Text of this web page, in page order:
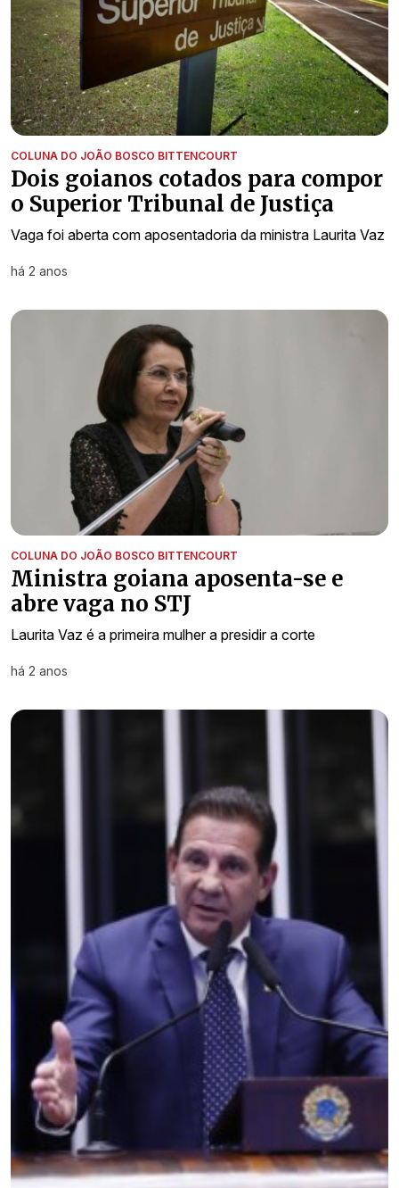
COLUNA DO JOÃO BOSCO BITTENCOURT
Dois goianos cotados para compor
o Superior Tribunal de Justiça
Vaga foi aberta com aposentadoria da ministra Laurita Vaz
há 2 anos
COLUNA DO JOÃO BOSCO BITTENCOURT
Ministra goiana aposenta-se e
abre vaga no STJ
Laurita Vaz é a primeira mulher a presidir a corte
há 2 anos